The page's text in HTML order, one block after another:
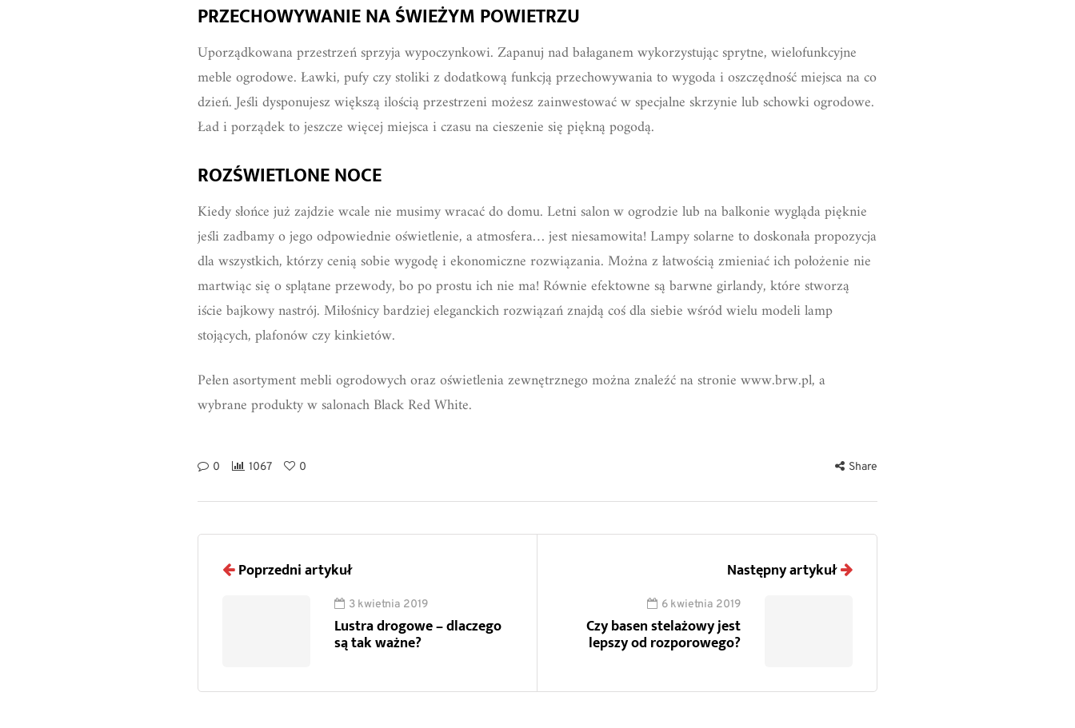
PRZECHOWYWANIE NA ŚWIEŻYM POWIETRZU
Uporządkowana przestrzeń sprzyja wypoczynkowi. Zapanuj nad bałaganem wykorzystując sprytne, wielofunkcyjne
meble ogrodowe. Ławki, pufy czy stoliki z dodatkową funkcją przechowywania to wygoda i oszczędność miejsca na co
dzień. Jeśli dysponujesz większą ilością przestrzeni możesz zainwestować w specjalne skrzynie lub schowki ogrodowe.
Ład i porządek to jeszcze więcej miejsca i czasu na cieszenie się piękną pogodą.
ROZŚWIETLONE NOCE
Kiedy słońce już zajdzie wcale nie musimy wracać do domu. Letni salon w ogrodzie lub na balkonie wygląda pięknie
jeśli zadbamy o jego odpowiednie oświetlenie, a atmosfera… jest niesamowita! Lampy solarne to doskonała propozycja
dla wszystkich, którzy cenią sobie wygodę i ekonomiczne rozwiązania. Można z łatwością zmieniać ich położenie nie
martwiąc się o splątane przewody, bo po prostu ich nie ma! Równie efektowne są barwne girlandy, które stworzą
iście bajkowy nastrój. Miłośnicy bardziej eleganckich rozwiązań znajdą coś dla siebie wśród wielu modeli lamp
stojących, plafonów czy kinkietów.
Pełen asortyment mebli ogrodowych oraz oświetlenia zewnętrznego można znaleźć na stronie www.brw.pl, a
wybrane produkty w salonach Black Red White.
0 1067 0 Share
Poprzedni artykuł
3 kwietnia 2019
Lustra drogowe – dlaczego
są tak ważne?
Następny artykuł
6 kwietnia 2019
Czy basen stelażowy jest
lepszy od rozporowego?